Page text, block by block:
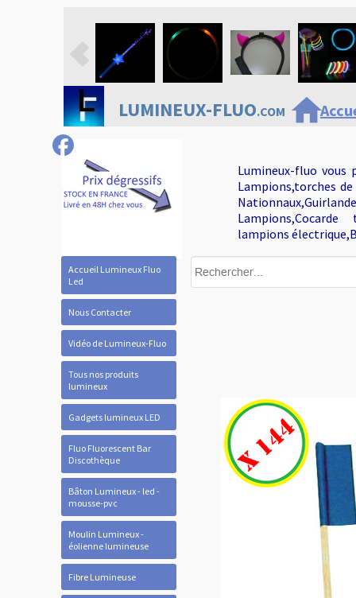
Accueil Lumineux Fluo
Led
Nous Contacter
Vidéo de Lumineux-Fluo
Tous nos produits
lumineux
Gadgets lumineux LED
Fluo Fluorescent Bar
Discothèque
Bâton Lumineux - led -
mousse-pvc
Moulin Lumineux -
éolienne lumineuse
Fibre Lumineuse
LUMINEUX-FLUO.COMhome
Lumineux-fluo vous
Lampions,torches
lampions